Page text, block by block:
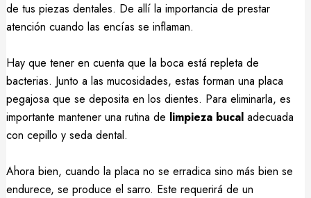
de tus piezas dentales. De allí la importancia de prestar
atención cuando las encías se inflaman.
Hay que tener en cuenta que la boca está repleta de
bacterias. Junto a las mucosidades, estas forman una placa
pegajosa que se deposita en los dientes. Para eliminarla, es
importante mantener una rutina de limpieza bucaladecuada
con cepillo y seda dental.
Ahora bien, cuando la placa no se erradica sino más bien se
endurece, se produce el sarro. Este requerirá de un